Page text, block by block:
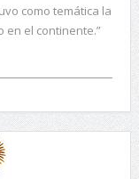
como temática la
en el continente.”